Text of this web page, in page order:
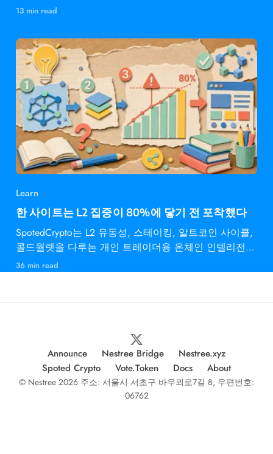
13 min read
Learn
한 사이트는 L2 집중이 80%에 닿기 전 포착했다
SpotedCrypto는 L2 유동성, 스테이킹, 알트코인 사이클,
콜드월렛을 다루는 개인 트레이더용 온체인 인텔리전스
다.
36 min read
Announce Nestree Bridge
Nestree.xyz
Spoted Crypto
Vote.Token Docs About
© Nestree 2026 주소: 서울시 서초구 바우뫼로7길 8, 우편번호:
06762